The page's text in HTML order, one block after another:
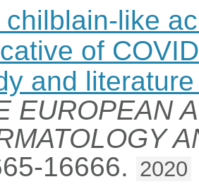
chilblain-like
of
and
EUROPEAN
16666. 2020